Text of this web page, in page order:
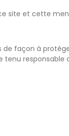
site et cette
façon à